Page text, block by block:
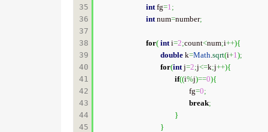
35
36
37
38
39
40
41
42
43
44
45
int fg=1;
int num=number;
for( int i=2;count<num;i++){
double k=Math.sqrt(i+1);
for(int j=2;j<=k;j++){
if((i%j)==0){
					fg
=0;
break;
}
}